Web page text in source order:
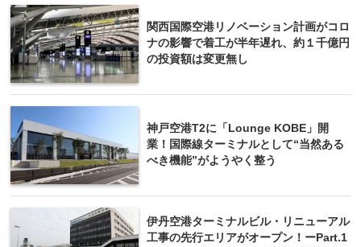
関西国際空港リノベーション計画がコロ
ナの影響で着工が半年遅れ、約１千億円
の投資額は変更無し
神戸空港T2に「Lounge KOBE」開
業！国際線ターミナルとして“当然ある
べき機能”がようやく整う
伊丹空港ターミナルビル・リニューアル
工事の先行エリアがオープン！ーPart.1